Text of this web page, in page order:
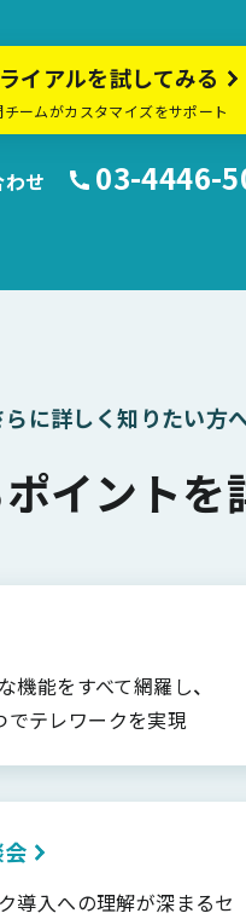
イアルを試してみる
ームがカスタマイズをサポート
せ 03-4446-
に詳しく知りたい方
イントを
機能をすべて網羅し、
テレワークを実現
会
導入への理解が深まるセ